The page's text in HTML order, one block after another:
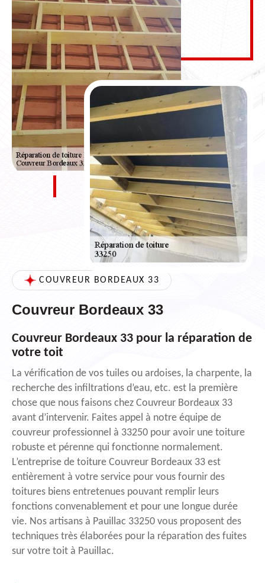
COUVREUR BORDEAUX 33
Couvreur Bordeaux 33
Couvreur Bordeaux 33 pour la réparation de
votre toit
La vérification de vos tuiles ou ardoises, la charpente, la
recherche des infiltrations d’eau, etc. est la première
chose que nous faisons chez Couvreur Bordeaux 33
avant d’intervenir. Faites appel à notre équipe de
couvreur professionnel à 33250 pour avoir une toiture
robuste et pérenne qui fonctionne normalement.
L’entreprise de toiture Couvreur Bordeaux 33 est
entièrement à votre service pour vous fournir des
toitures biens entretenues pouvant remplir leurs
fonctions convenablement et pour une longue durée
vie. Nos artisans à Pauillac 33250 vous proposent des
techniques très élaborées pour la réparation des fuites
sur votre toit à Pauillac.